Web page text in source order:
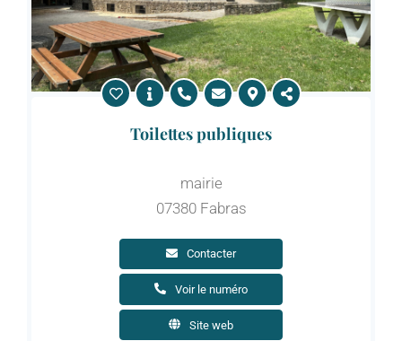
Toilettes publiques
mairie
07380 Fabras
Contacter
Voir le numéro
Site web